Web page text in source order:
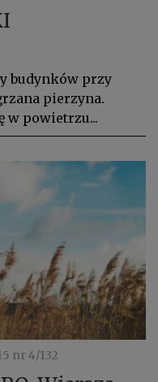
budynków przy
pierzyna.
w powietrzu...
nr 4/132